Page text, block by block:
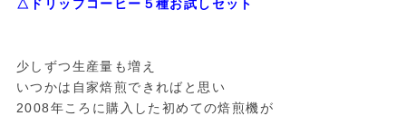
△ドリップコーヒー５種お試しセット
少しずつ生産量も増え
いつかは自家焙煎できればと思い
2008年ころに購入した初めての焙煎機が